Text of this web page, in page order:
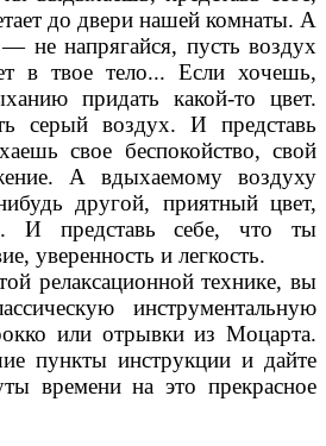
до двери нашей комнаты. А
не напрягайся, пусть воздух
в твое тело... Если хочешь,
придать какой-то цвет.
серый воздух. И представь
свое беспокойство, свой
А вдыхаемому воздуху
другой, приятный цвет,
И представь себе, что ты
уверенность и легкость.
релаксационной технике, вы
инструментальную
или отрывки из Моцарта.
пункты инструкции и дайте
времени на это прекрасное